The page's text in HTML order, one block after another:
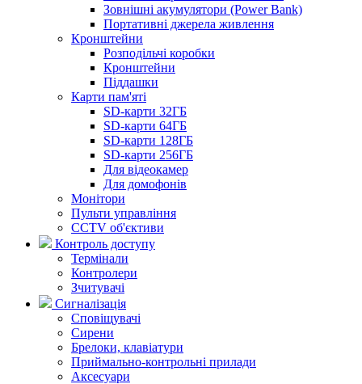
Зовнішні акумулятори (Power Bank)
Портативні джерела живлення
Кронштейни
Розподільчі коробки
Кронштейни
Піддашки
Карти пам'яті
SD-карти 32ГБ
SD-карти 64ГБ
SD-карти 128ГБ
SD-карти 256ГБ
Для відеокамер
Для домофонів
Монітори
Пульти управління
CCTV об'єктиви
Контроль доступу
Термінали
Контролери
Зчитувачі
Сигналізація
Сповіщувачі
Сирени
Брелоки, клавіатури
Приймально-контрольні прилади
Аксесуари